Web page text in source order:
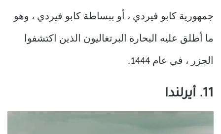
جمهورية كابو فيردي ، أو ببساطة كابو فيردي ، وهو
ما أطلق عليه البحارة البرتغاليون الذين اكتشفوا
الجزر ، في عام 1444.
11. أيرلندا